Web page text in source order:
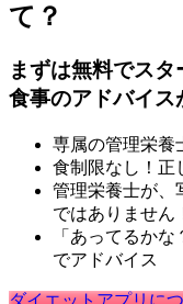
て？
まずは無料でス
食事のアドバイス
専属の管理栄養
食制限なし！正
管理栄養士が、
ではありません
「あってるか
でアドバイス
ダイエットアプリに